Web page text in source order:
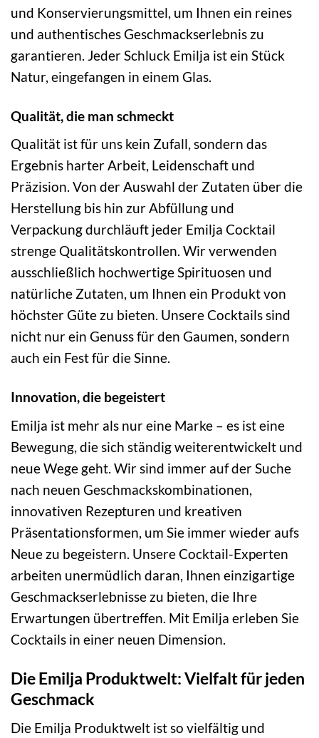
und Konservierungsmittel, um Ihnen ein reines
und authentisches Geschmackserlebnis zu
garantieren. Jeder Schluck Emilja ist ein Stück
Natur, eingefangen in einem Glas.
Qualität, die man schmeckt
Qualität ist für uns kein Zufall, sondern das
Ergebnis harter Arbeit, Leidenschaft und
Präzision. Von der Auswahl der Zutaten über die
Herstellung bis hin zur Abfüllung und
Verpackung durchläuft jeder Emilja Cocktail
strenge Qualitätskontrollen. Wir verwenden
ausschließlich hochwertige Spirituosen und
natürliche Zutaten, um Ihnen ein Produkt von
höchster Güte zu bieten. Unsere Cocktails sind
nicht nur ein Genuss für den Gaumen, sondern
auch ein Fest für die Sinne.
Innovation, die begeistert
Emilja ist mehr als nur eine Marke – es ist eine
Bewegung, die sich ständig weiterentwickelt und
neue Wege geht. Wir sind immer auf der Suche
nach neuen Geschmackskombinationen,
innovativen Rezepturen und kreativen
Präsentationsformen, um Sie immer wieder aufs
Neue zu begeistern. Unsere Cocktail-Experten
arbeiten unermüdlich daran, Ihnen einzigartige
Geschmackserlebnisse zu bieten, die Ihre
Erwartungen übertreffen. Mit Emilja erleben Sie
Cocktails in einer neuen Dimension.
Die Emilja Produktwelt: Vielfalt für jeden
Geschmack
Die Emilja Produktwelt ist so vielfältig und